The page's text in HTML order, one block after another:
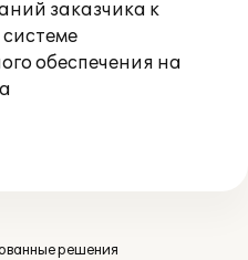
заказчика к
обеспечения на
решения